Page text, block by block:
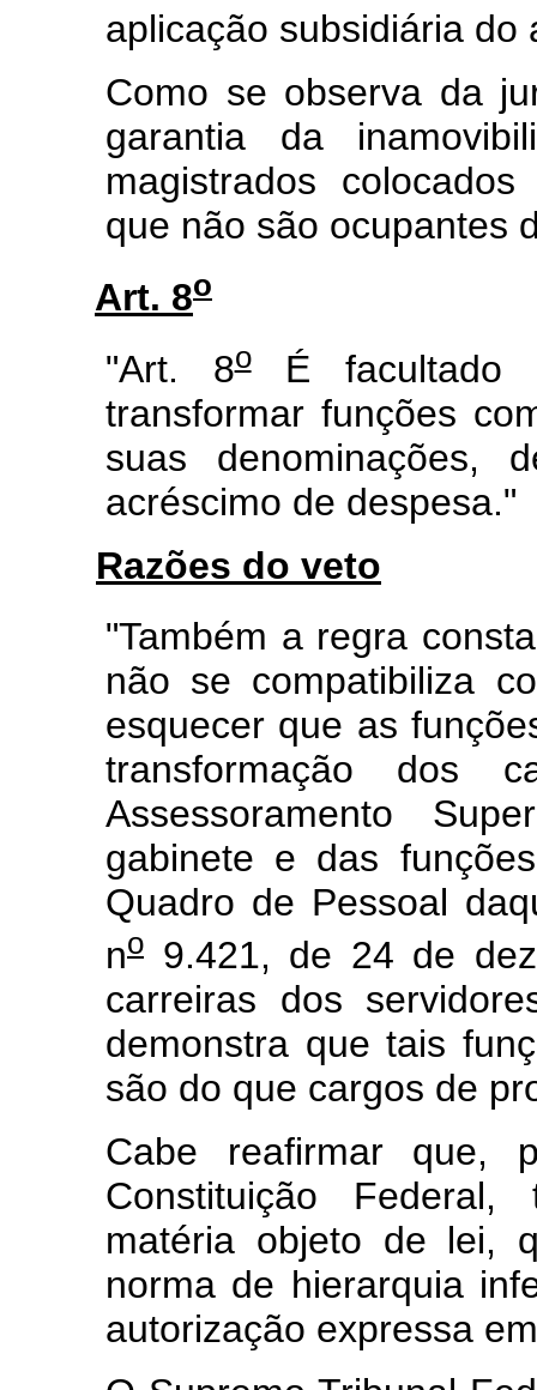
aplicação subsidiária do
Como se observa da
garantia da
magistrados
que não são ocupantes
Art. 8o
"Art. 8oÉ facultado
transformar funções
suas denominações,
acréscimo de despesa."
Razões do veto
"Também a regra
não se compatibiliza
esquecer que as
transformação dos
Assessoramento
gabinete e das
Quadro de Pessoal
no 9.421, de 24 de
carreiras dos
demonstra que tais
são do que cargos de
Cabe reafirmar
Constituição
matéria objeto de lei,
norma de hierarquia
autorização expressa